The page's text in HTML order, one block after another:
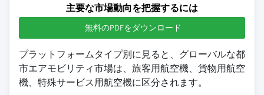
主要な市場動向を把握するには
無料のPDFをダウンロード
プラットフォームタイプ別に見ると、グローバルな都
市エアモビリティ市場は、旅客用航空機、貨物用航空
機、特殊サービス用航空機に区分されます。